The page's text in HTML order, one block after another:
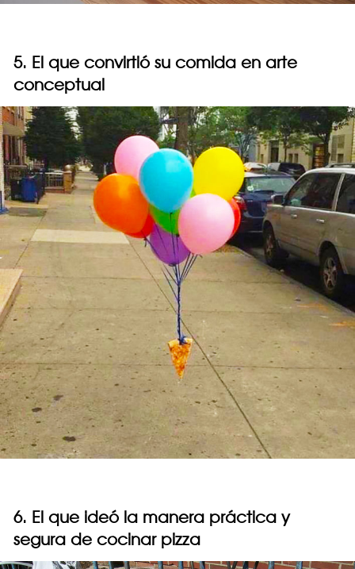
5. El que convirtió su comida en arte
conceptual
6. El que ideó la manera práctica y
segura de cocinar pizza